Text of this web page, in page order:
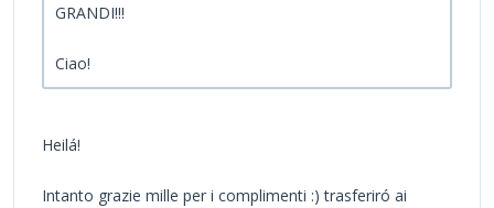
GRANDI!!!
Ciao!
Heilá!
Intanto grazie mille per i complimenti :) trasferiró ai